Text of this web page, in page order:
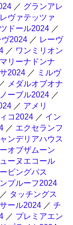
／ グランアレ
ヴァテッツァ
ドール2024 ／
ヴ2024 ／ レーヴ
／ ワンミリオン
マリーナドンナ
2024 ／ ミルヴ
メダルオブオナ
ーブル2024 ／
／ アメリ
コ2024 ／ イン
／ エクセランフ
ンデリアハウス
オブザムーン
ーヌエコール
ビングパス
プルーフ2024
／ タッチングス
ール2024 ／ チ
／ プレミアエン